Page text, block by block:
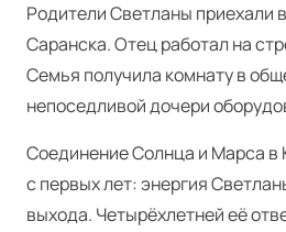
Родители Светланы приехали
Саранска. Отец работал на
Семья получила комнату в
непоседливой дочери
Соединение Солнца и Марса в
с первых лет: энергия
выхода. Четырёхлетней её